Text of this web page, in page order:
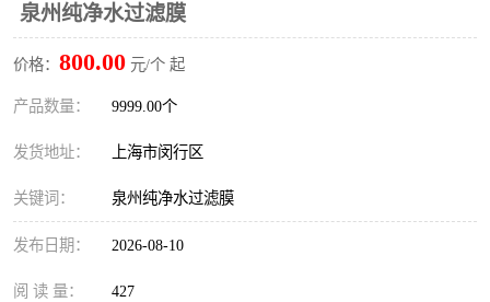
泉州纯净水过滤膜
价格： 800.00 元/个 起
产品数量： 9999.00个
发货地址： 上海市闵行区
关键词： 泉州纯净水过滤膜
发布日期： 2026-08-10
阅 读 量： 427